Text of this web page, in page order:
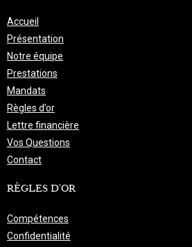
Accueil
Présentation
Notre équipe
Prestations
Mandats
Règles d’or
Lettre financière
Vos Questions
Contact
RÈGLES D'OR
Compétences
Confidentialité